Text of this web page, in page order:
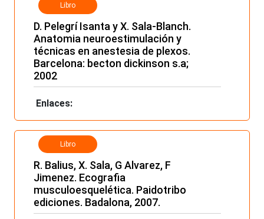
Libro
D. Pelegrí Isanta y X. Sala-Blanch.
Anatomia neuroestimulación y
técnicas en anestesia de plexos.
Barcelona: becton dickinson s.a;
2002
Enlaces:
Libro
R. Balius, X. Sala, G Alvarez, F
Jimenez. Ecografia
musculoesquelética. Paidotribo
ediciones. Badalona, 2007.